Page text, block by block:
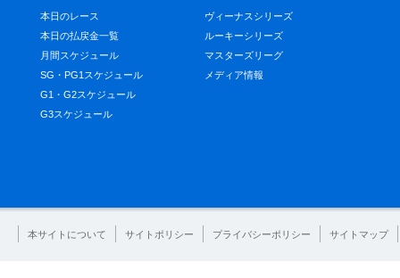
本日のレース
本日の払戻金一覧
月間スケジュール
SG・PG1スケジュール
G1・G2スケジュール
G3スケジュール
ヴィーナスシリーズ
ルーキーシリーズ
マスターズリーグ
メディア情報
本サイトについて サイトポリシー プライバシーポリシー サイトマップ